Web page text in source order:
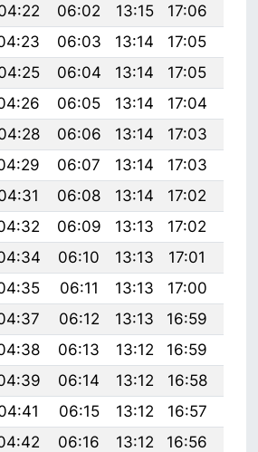
06:02 13:15 17:06
06:03 13:14 17:05
06:04 13:14 17:05
06:05 13:14 17:04
06:06 13:14 17:03
06:07 13:14 17:03
06:08 13:14 17:02
06:09 13:13 17:02
06:10 13:13 17:01
06:11 13:13 17:00
06:12 13:13 16:59
06:13 13:12 16:59
06:14 13:12 16:58
06:15 13:12 16:57
06:16 13:12 16:56